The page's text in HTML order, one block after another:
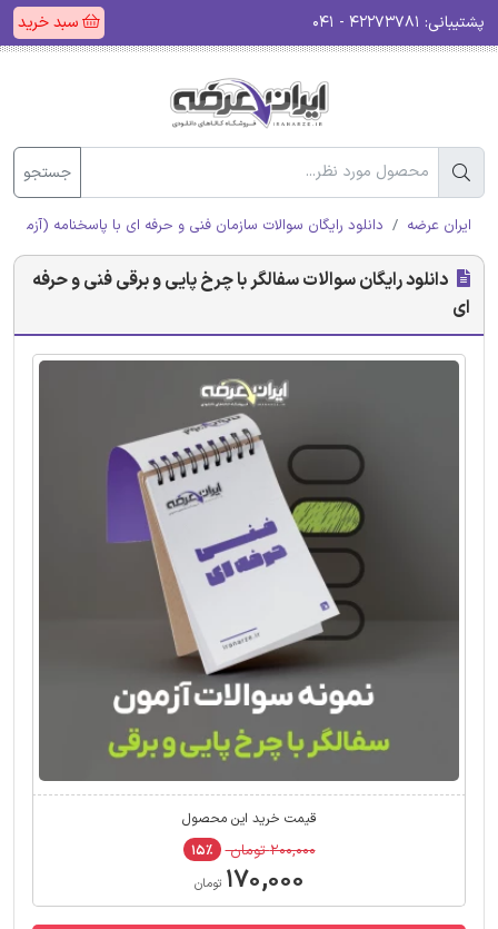
پشتیبانی: سبد خرید
جستجو
ایران عرضه دانلود رایگان سوالات سازمان فنی و حرفه ای با پاسخنامه (آزمون
دانلود رایگان سوالات سفالگر با چرخ پایی و برقی فنی و حرفه
ای
قیمت خرید این محصول
۲۰۰,۰۰۰ تومان ۱۵٪
۱۷۰,۰۰۰ تومان